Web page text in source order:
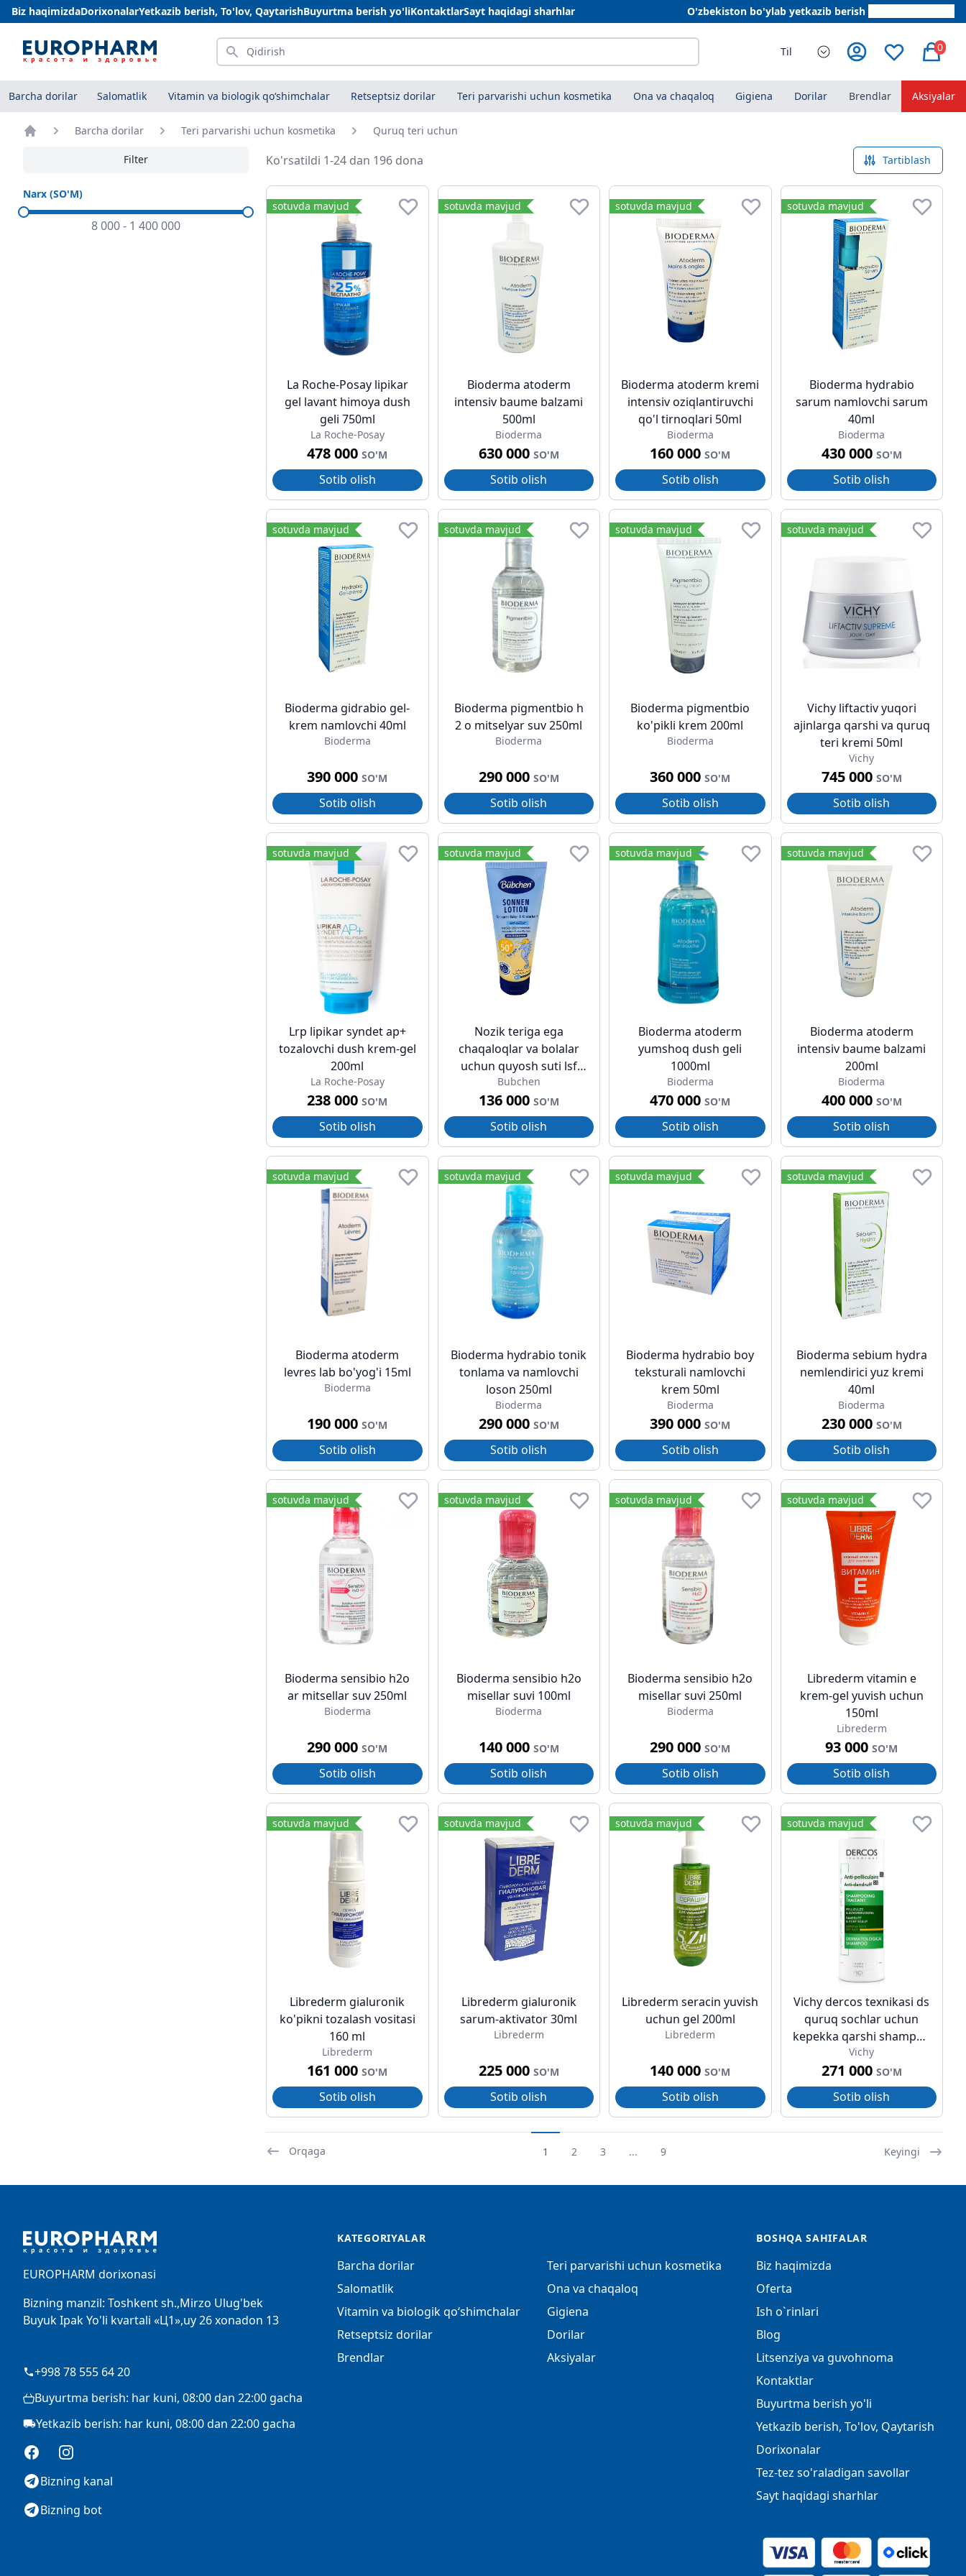
Biz haqimizdaDorixonalarYetkazib berish, To'lov, QaytarishBuyurtma berish yo'liKontaktlarSayt haqidagi sharhlar O'zbekiston bo'ylab yetkazib berish
Qidirish Til 0
Barcha dorilar Salomatlik Vitamin va biologik qo‘shimchalar Retseptsiz dorilar Teri parvarishi uchun kosmetika Ona va chaqaloq Gigiena Dorilar Brendlar Aksiyalar
Barcha dorilar Teri parvarishi uchun kosmetika Quruq teri uchun
Filter
Narx (SO'M)
8 000- 1 400 000
Ko'rsatildi 1-24 dan 196 dona Tartiblash
Quruq teri uchun
sotuvda mavjud
La Roche-Posay lipikar
gel lavant himoya dush
geli 750ml
La Roche-Posay
478 000SO'M
Sotib olish
sotuvda mavjud
Bioderma atoderm
intensiv baume balzami
500ml
Bioderma
630 000 SO'M
Sotib olish
sotuvda mavjud
Bioderma atoderm kremi
intensiv oziqlantiruvchi
qo'l tirnoqlari 50ml
Bioderma
160 000SO'M
Sotib olish
sotuvda mavjud
Bioderma hydrabio
sarum namlovchi sarum
40ml
Bioderma
430 000 SO'M
Sotib olish
sotuvda mavjud
Bioderma gidrabio gel-
krem namlovchi 40ml
Bioderma
390 000SO'M
Sotib olish
sotuvda mavjud
Bioderma pigmentbio h
2 o mitselyar suv 250ml
Bioderma
290 000 SO'M
Sotib olish
sotuvda mavjud
Bioderma pigmentbio
ko'pikli krem 200ml
Bioderma
360 000SO'M
Sotib olish
sotuvda mavjud
Vichy liftactiv yuqori
ajinlarga qarshi va quruq
teri kremi 50ml
Vichy
745 000 SO'M
Sotib olish
sotuvda mavjud
Lrp lipikar syndet ap+
tozalovchi dush krem-gel
200ml
La Roche-Posay
238 000SO'M
Sotib olish
sotuvda mavjud
Nozik teriga ega
chaqaloqlar va bolalar
uchun quyosh suti lsf
50+
Bubchen
136 000 SO'M
Sotib olish
sotuvda mavjud
Bioderma atoderm
yumshoq dush geli
1000ml
Bioderma
470 000SO'M
Sotib olish
sotuvda mavjud
Bioderma atoderm
intensiv baume balzami
200ml
Bioderma
400 000 SO'M
Sotib olish
sotuvda mavjud
Bioderma atoderm
levres lab bo'yog'i 15ml
Bioderma
190 000SO'M
Sotib olish
sotuvda mavjud
Bioderma hydrabio tonik
tonlama va namlovchi
loson 250ml
Bioderma
290 000 SO'M
Sotib olish
sotuvda mavjud
Bioderma hydrabio boy
teksturali namlovchi
krem 50ml
Bioderma
390 000SO'M
Sotib olish
sotuvda mavjud
Bioderma sebium hydra
nemlendirici yuz kremi
40ml
Bioderma
230 000 SO'M
Sotib olish
sotuvda mavjud
Bioderma sensibio h2o
ar mitsellar suv 250ml
Bioderma
290 000SO'M
Sotib olish
sotuvda mavjud
Bioderma sensibio h2o
misellar suvi 100ml
Bioderma
140 000 SO'M
Sotib olish
sotuvda mavjud
Bioderma sensibio h2o
misellar suvi 250ml
Bioderma
290 000SO'M
Sotib olish
sotuvda mavjud
Librederm vitamin e
krem-gel yuvish uchun
150ml
Librederm
93 000SO'M
Sotib olish
sotuvda mavjud
Librederm gialuronik
ko'pikni tozalash vositasi
160 ml
Librederm
161 000SO'M
Sotib olish
sotuvda mavjud
Librederm gialuronik
sarum-aktivator 30ml
Librederm
225 000 SO'M
Sotib olish
sotuvda mavjud
Librederm seracin yuvish
uchun gel 200ml
Librederm
140 000SO'M
Sotib olish
sotuvda mavjud
Vichy dercos texnikasi ds
quruq sochlar uchun
kepekka qarshi shampun
200ml
Vichy
271 000 SO'M
Sotib olish
Orqaga 1 2 3 ... 9 Keyingi
EUROPHARM dorixonasi
Bizning manzil: Toshkent sh.,Mirzo Ulug'bek
Buyuk Ipak Yo'li kvartali «Ц1»,uy 26 xonadon 13
+998 78 555 64 20
Buyurtma berish: har kuni, 08:00 dan 22:00 gacha
Yetkazib berish: har kuni, 08:00 dan 22:00 gacha
FacebookInstagram
Bizning kanal
Bizning bot
KATEGORIYALAR
Barcha dorilar
Salomatlik
Vitamin va biologik qo‘shimchalar
Retseptsiz dorilar
Brendlar
Teri parvarishi uchun kosmetika
Ona va chaqaloq
Gigiena
Dorilar
Aksiyalar
BOSHQA SAHIFALAR
Biz haqimizda
Oferta
Ish o`rinlari
Blog
Litsenziya va guvohnoma
Kontaktlar
Buyurtma berish yo'li
Yetkazib berish, To'lov, Qaytarish
Dorixonalar
Tez-tez so'raladigan savollar
Sayt haqidagi sharhlar